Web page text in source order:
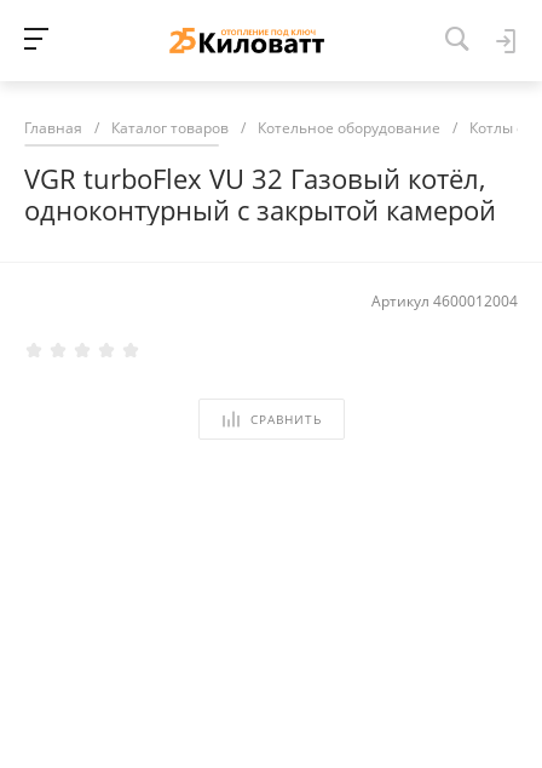
Главная / Каталог товаров / Котельное оборудование / Котлы
VGR turboFlex VU 32 Газовый котёл,
одноконтурный с закрытой камерой
Артикул 4600012004
СРАВНИТЬ